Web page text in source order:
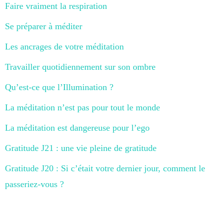
Faire vraiment la respiration
Se préparer à méditer
Les ancrages de votre méditation
Travailler quotidiennement sur son ombre
Qu’est-ce que l’Illumination ?
La méditation n’est pas pour tout le monde
La méditation est dangereuse pour l’ego
Gratitude J21 : une vie pleine de gratitude
Gratitude J20 : Si c’était votre dernier jour, comment le
passeriez-vous ?